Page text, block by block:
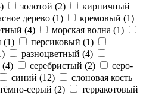
золотой (2)
кирпичный
дерево (1) кремовый (1)
(4) морская волна (1)
(1) персиковый (1)
разноцветный (4)
(4) серебристый (2)
серо-
синий (12)
слоновая кость
тёмно-серый (2)
терракотовый